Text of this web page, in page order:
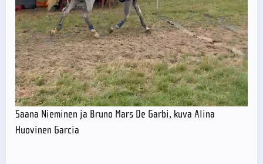
Saana Nieminen ja Bruno Mars De Garbi, kuva Alina
Huovinen Garcia